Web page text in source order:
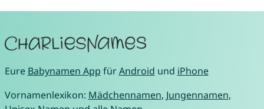
Eure Babynamen App fürAndroid und iPhone
Vornamenlexikon: Mädchennamen, Jungennamen,